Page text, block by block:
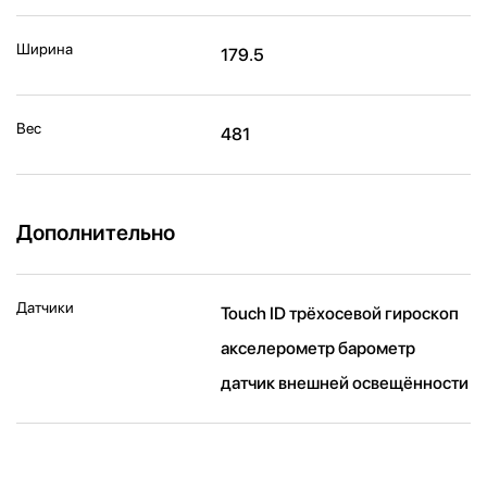
Ширина 179.5
Вес 481
Дополнительно
Датчики
Touch ID трёхосевой гироскоп
акселерометр барометр
датчик внешней освещённости